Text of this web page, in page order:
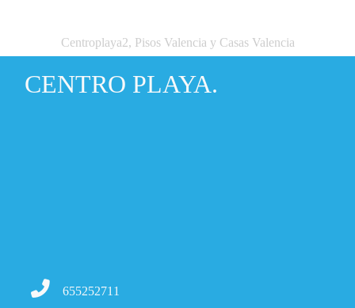
Centroplaya2, Pisos Valencia y Casas Valencia
CENTRO PLAYA.
655252711